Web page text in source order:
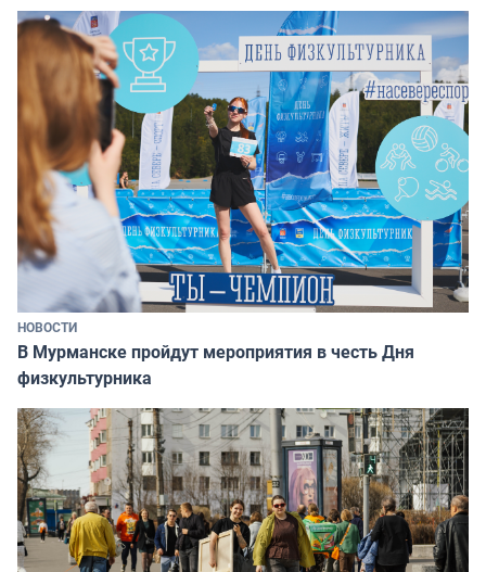
НОВОСТИ
В Мурманске пройдут мероприятия в честь Дня
физкультурника